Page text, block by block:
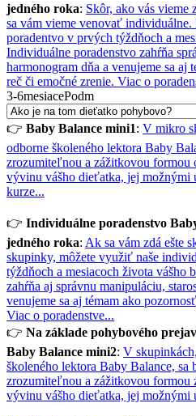
jedného roka: Skôr, ako vás
sa vám vieme venovať
poradentvo v prvých týždňoch a
Individuálne poradenstvo zahŕňa
harmonogram dňa a venujeme sa aj
reč či emočné zrenie. Viac o
3-6mesiacePodm
👉 Baby Balance mini1: V mikro
odborne školeného lektora Baby
zrozumiteľnou a zážitkovou formou
vývinu vášho dieťatka, jej možnými
kurze...
👉 Individuálne poradenstvo
jedného roka: Ak sa vám zdá ešte
skupinky, môžete využiť naše
týždňoch a mesiacoch života vášho
zahŕňa aj správnu manipuláciu,
venujeme sa aj témam ako
Viac o poradenstve...
👉 Na základe pohybového
Baby Balance mini2: V
školeného lektora Baby Balance, sa
zrozumiteľnou a zážitkovou formou
vývinu vášho dieťatka, jej možnými